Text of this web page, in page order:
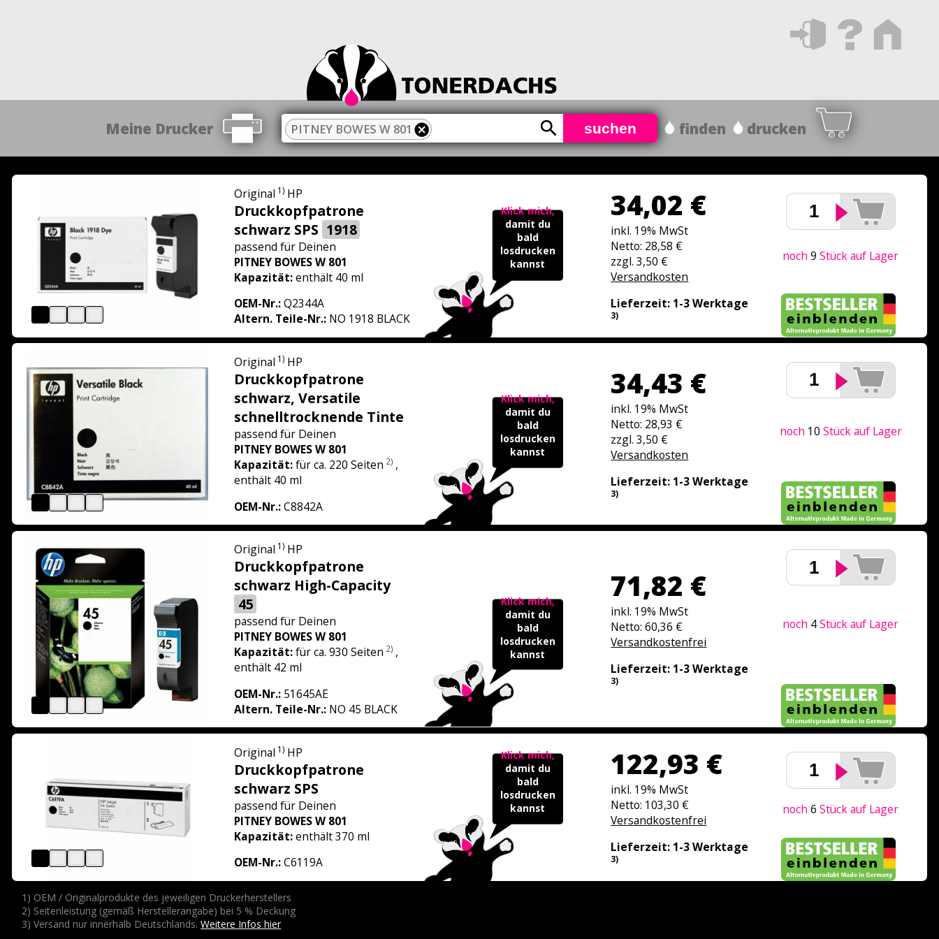
Meine Drucker PITNEY BOWES W 801 suchen finden drucken
Original 1) HP
Druckkopfpatrone
schwarz SPS 1918
passend für Deinen
PITNEY BOWES W 801
Kapazität:enthält 40 ml
OEM-Nr.:Q2344A
Altern. Teile-Nr.: NO 1918 BLACK
Klick mich,
damit du
bald
losdrucken
kannst
34,02 €
inkl. 19% MwSt
Netto: 28,58 €
zzgl. 3,50 €
Versandkosten
Lieferzeit: 1-3 Werktage
3)
noch9Stück auf Lager
Original 1) HP
Druckkopfpatrone
schwarz, Versatile
schnelltrocknende Tinte
passend für Deinen
PITNEY BOWES W 801
Kapazität:für ca. 220 Seiten 2) ,
enthält 40 ml
OEM-Nr.:C8842A
Klick mich,
damit du
bald
losdrucken
kannst
34,43 €
inkl. 19% MwSt
Netto: 28,93 €
zzgl. 3,50 €
Versandkosten
Lieferzeit: 1-3 Werktage
3)
noch 10 Stück auf Lager
Original 1) HP
Druckkopfpatrone
schwarz High-Capacity
45
passend für Deinen
PITNEY BOWES W 801
Kapazität:für ca. 930 Seiten 2) ,
enthält 42 ml
OEM-Nr.:51645AE
Altern. Teile-Nr.: NO 45 BLACK
Klick mich,
damit du
bald
losdrucken
kannst
71,82 €
inkl. 19% MwSt
Netto: 60,36 €
Versandkostenfrei
Lieferzeit: 1-3 Werktage
3)
noch 4Stück auf Lager
Original 1) HP
Druckkopfpatrone
schwarz SPS
passend für Deinen
PITNEY BOWES W 801
Kapazität:enthält 370 ml
OEM-Nr.:C6119A
Klick mich,
damit du
bald
losdrucken
kannst
122,93 €
inkl. 19% MwSt
Netto: 103,30 €
Versandkostenfrei
Lieferzeit: 1-3 Werktage
3)
noch6Stück auf Lager
1) OEM / Originalprodukte des jeweiligen Druckerherstellers
2) Seitenleistung (gemäß Herstellerangabe) bei 5 % Deckung
3) Versand nur innerhalb Deutschlands.Weitere Infos hier